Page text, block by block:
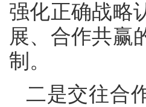
强化正确战略
展、合作共赢
制。
二是交往合